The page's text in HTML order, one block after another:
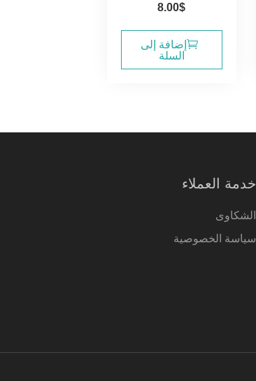
8.00$
إضافة إلى
السلة
خدمة العملاء
الشكاوى
سياسة الخصوصية